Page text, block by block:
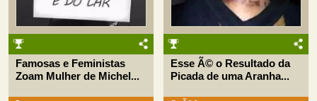
Famosas e Feministas
Zoam Mulher de Michel...
Esse Ã© o Resultado da
Picada de uma Aranha...